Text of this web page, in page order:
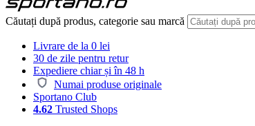
Căutați după produs, categorie sau marcă
Livrare de la 0 lei
30 de zile pentru retur
Expediere chiar și în 48 h
Numai produse originale
Sportano Club
4.62 Trusted Shops